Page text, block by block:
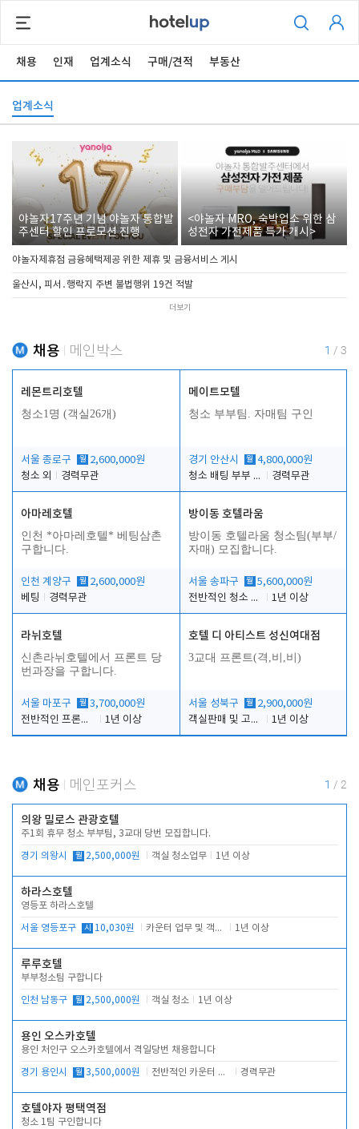
채용 인재 업계소식 구매/견적 부동산
업계소식
야놀자17주년 기념 야놀자 통합발
주센터 할인 프로모션 진행
<야놀자 MRO, 숙박업소 위한 삼
성전자 가전제품 특가 개시>
야놀자제휴점 금융혜택제공 위한 제휴 및 금융서비스 게시
울산시, 피서․행락지 주변 불법행위 19건 적발
더보기
채용 메인박스 1 / 3
레몬트리호텔
청소1명 (객실26개)
서울 종로구 월 2,600,000원
청소 외
경력무관
메이트모텔
청소 부부팀. 자매팀 구인
경기 안산시 월 4,800,000원
청소 배팅 부부 구합니다
경력무관
아마레호텔
인천 *아마레호텔* 베팅삼촌
구합니다.
인천 계양구 월 2,600,000원
베팅
경력무관
방이동 호텔라움
방이동 호텔라움 청소팀(부부/
자매) 모집합니다.
서울 송파구 월 5,600,000원
전반적인 청소 업무(객실청소.객실정리)
1년 이상
라뉘호텔
신촌라뉘호텔에서 프론트 당
번과장을 구합니다.
서울 마포구 월 3,700,000원
전반적인 프론트 당번업무
1년 이상
호텔 디 아티스트 성신여대점
3교대 프론트(격,비,비)
서울 성북구 월 2,900,000원
객실판매 및 고객응대
1년 이상
채용 메인포커스 1 / 2
의왕 밀로스 관광호텔
주1회 휴무 청소 부부팀, 3교대 당번 모집합니다.
경기 의왕시 월 2,500,000원 객실 청소업무 1년 이상
하라스호텔
영등포 하라스호텔
서울 영등포구 시 10,030원 카운터 업무 및 객실관리(청소상태 확인, 객실판매) 1년 이상
루루호텔
부부청소팀 구합니다
인천 남동구 월 2,500,000원 객실 청소 1년 이상
용인 오스카호텔
용인 처인구 오스카호텔에서 격일당번 채용합니다
경기 용인시 월 3,500,000원 전반적인 카운터 업무 경력무관
호텔야자 평택역점
청소 1팀 구인합니다